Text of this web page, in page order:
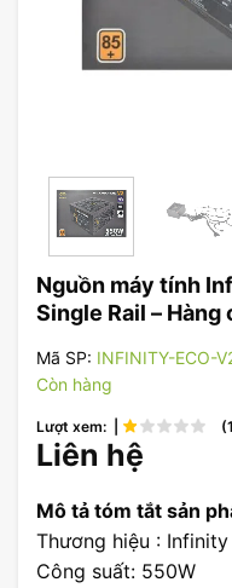
Nguồn máy tính
Single Rail –
Mã SP: INFINITY-ECO-
Còn hàng
Lượt xem: |
Liên hệ
Mô tả tóm tắt sản
Thương hiệu : Infinity
Công suất: 550W